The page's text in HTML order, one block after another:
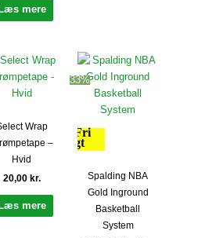
Læs mere
Wrap
–
Hvid
20,00 kr.
Læs mere
33%
Fri
fragt
Spalding NBA
Gold Inground
Basketball
System